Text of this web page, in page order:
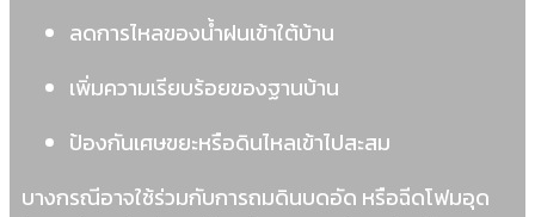
ลดการไหลของน้ำฝนเข้าใต้บ้าน
เพิ่มความเรียบร้อยของฐานบ้าน
ป้องกันเศษขยะหรือดินไหลเข้าไปสะสม
บางกรณีอาจใช้ร่วมกับการถมดินบดอัด หรือฉีดโฟมอุด